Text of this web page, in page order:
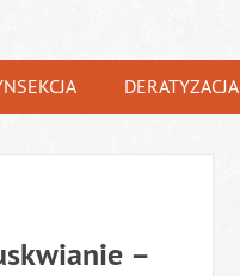
DERATYZACJA
–